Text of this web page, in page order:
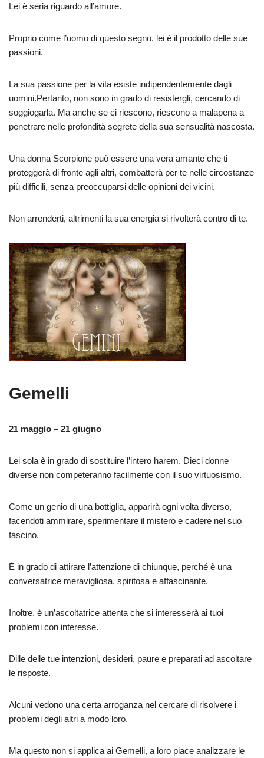
Lei è seria riguardo all’amore.
Proprio come l’uomo di questo segno, lei è il prodotto delle sue
passioni.
La sua passione per la vita esiste indipendentemente dagli
uomini.Pertanto, non sono in grado di resistergli, cercando di
soggiogarla. Ma anche se ci riescono, riescono a malapena a
penetrare nelle profondità segrete della sua sensualità nascosta.
Una donna Scorpione può essere una vera amante che ti
proteggerà di fronte agli altri, combatterà per te nelle circostanze
più difficili, senza preoccuparsi delle opinioni dei vicini.
Non arrenderti, altrimenti la sua energia si rivolterà contro di te.
Gemelli
21 maggio – 21 giugno
Lei sola è in grado di sostituire l’intero harem. Dieci donne
diverse non competeranno facilmente con il suo virtuosismo.
Come un genio di una bottiglia, apparirà ogni volta diverso,
facendoti ammirare, sperimentare il mistero e cadere nel suo
fascino.
È in grado di attirare l’attenzione di chiunque, perché è una
conversatrice meravigliosa, spiritosa e affascinante.
Inoltre, è un’ascoltatrice attenta che si interesserà ai tuoi
problemi con interesse.
Dille delle tue intenzioni, desideri, paure e preparati ad ascoltare
le risposte.
Alcuni vedono una certa arroganza nel cercare di risolvere i
problemi degli altri a modo loro.
Ma questo non si applica ai Gemelli, a loro piace analizzare le